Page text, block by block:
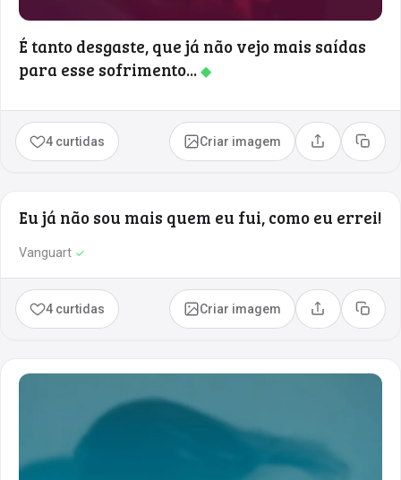
É tanto desgaste, que já não vejo mais saídas
para esse sofrimento...◆
4 curtidas Criar imagem Compartilhar
Copiar
Eu já não sou mais quem eu fui, como eu errei!
Vanguart ✓
4 curtidas Criar imagem Compartilhar
Copiar